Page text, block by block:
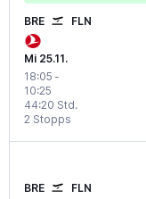
BRE FLN
Mi 25.11.
18:05 -
10:25
2 Stopps
44:20 Std.
BRE FLN